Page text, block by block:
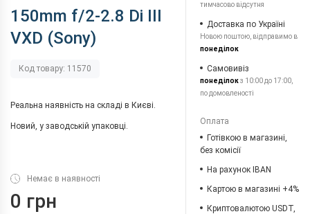
150mm f/2-2.8 Di III
VXD (Sony)
Код товару: 11570
Реальна наявність на складі в Києві.
Новий, у заводській упаковці.
Немає в наявності
0 грн
тимчасово відсутня
Доставка по Україні
Новою поштою, відправимо в
понеділок
Самовивіз
понеділокз 10:00 до 17:00,
по домовленості
Оплата
Готівкою в магазині,
без комісії
На рахунок IBAN
Картою в магазині +4%
Криптовалютою USDT,